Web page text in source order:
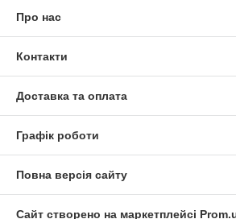
Про нас
Контакти
Доставка та оплата
Графік роботи
Повна версія сайту
Сайт створено на маркетплейсі